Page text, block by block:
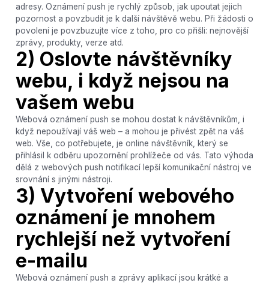
adresy. Oznámení push je rychlý způsob, jak upoutat jejich
pozornost a povzbudit je k další návštěvě webu. Při žádosti o
povolení je povzbuzujte více z toho, pro co přišli: nejnovější
zprávy, produkty, verze atd.
2) Oslovte návštěvníky
webu, i když nejsou na
vašem webu
Webová oznámení push se mohou dostat k návštěvníkům, i
když nepoužívají váš web – a mohou je přivést zpět na váš
web. Vše, co potřebujete, je online návštěvník, který se
přihlásil k odběru upozornění prohlížeče od vás. Tato výhoda
dělá z webových push notifikací lepší komunikační nástroj ve
srovnání s jinými nástroji.
3) Vytvoření webového
oznámení je mnohem
rychlejší než vytvoření
e-mailu
Webová oznámení push a zprávy aplikací jsou krátké a